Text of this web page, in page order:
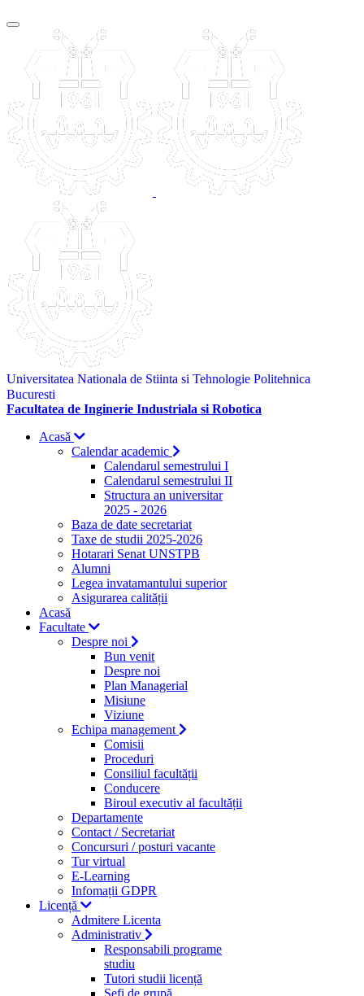
Universitatea Nationala de Stiinta si Tehnologie Politehnica
Bucuresti
Facultatea de Inginerie Industriala si Robotica
Acasă
Calendar academic
Calendarul semestrului I
Calendarul semestrului II
Structura an universitar
2025 - 2026
Baza de date secretariat
Taxe de studii 2025-2026
Hotarari Senat UNSTPB
Alumni
Legea invatamantului superior
Asigurarea calității
Acasă
Facultate
Despre noi
Bun venit
Despre noi
Plan Managerial
Misiune
Viziune
Echipa management
Comisii
Proceduri
Consiliul facultății
Conducere
Biroul executiv al facultății
Departamente
Contact / Secretariat
Concursuri / posturi vacante
Tur virtual
E-Learning
Infomații GDPR
Licență
Admitere Licenta
Administrativ
Responsabili programe
studiu
Tutori studii licență
Şefi de grupă